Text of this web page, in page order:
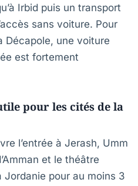
Irbid puis un transport
sans voiture. Pour
Décapole, une voiture
est fortement
pour les cités de la
l’entrée à Jerash, Umm
et le théâtre
pour au moins 3